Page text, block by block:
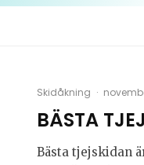
Skidåkning ·
BÄSTA
Bästa tjejskidan